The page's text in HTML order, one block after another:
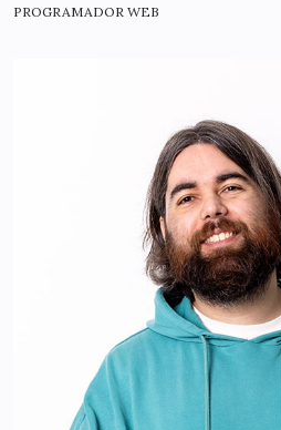
PROGRAMADOR WEB